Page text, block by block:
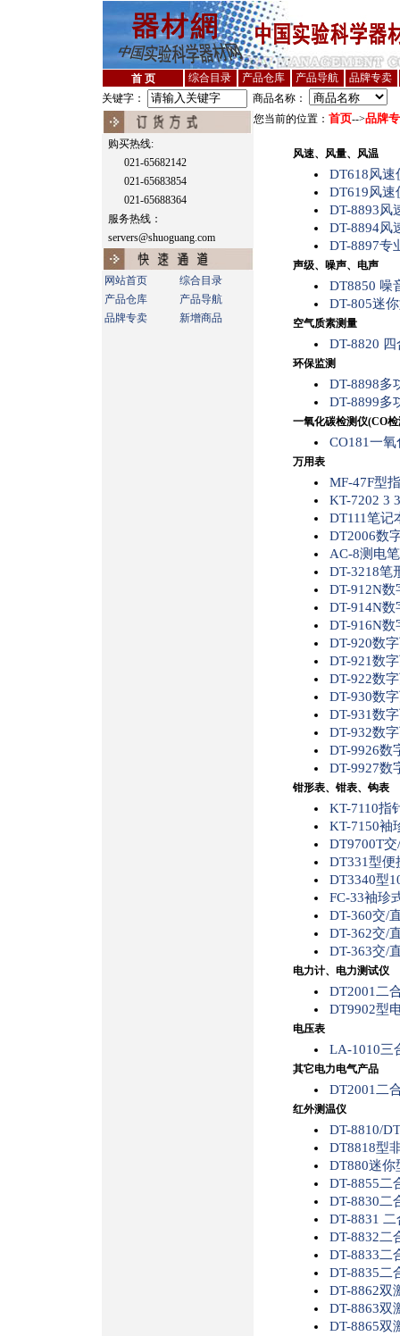
首 页 综合目录 产品仓库 产品导航
品牌专卖
关键字：
商品名称：
购买热线:
021-65682142
021-65683854
021-65688364
服务热线：
servers@shuoguang.com
网站首页
综合目录
产品仓库
产品导航
品牌专卖
新增商品
您当前的位置： 首页-->品牌
风速、风量、风温
DT618风速
DT619风速
DT-8893风
DT-8894风
DT-8897专
声级、噪声、电声
DT8850 噪
DT-805迷
空气质素测量
DT-8820
环保监测
DT-8898多
DT-8899多
一氧化碳检测仪(CO
CO181一
万用表
MF-47F型
KT-7202 3
DT111笔记
DT2006数
AC-8测电笔
DT-3218笔
DT-912N数
DT-914N数
DT-916N数
DT-920数
DT-921数
DT-922数
DT-930数
DT-931数
DT-932数
DT-9926数
DT-9927数
钳形表、钳表、钩表
KT-7110指
KT-7150袖
DT9700T
DT331型便
DT3340型
FC-33袖珍
DT-360交/
DT-362交/
DT-363交/
电力计、电力测试仪
DT2001二
DT9902型
电压表
LA-1010三
其它电力电气产品
DT2001二
红外测温仪
DT-8810/
DT8818型
DT880迷你
DT-8855二
DT-8830二
DT-8831
DT-8832二
DT-8833二
DT-8835二
DT-8862双
DT-8863双
DT-8865双